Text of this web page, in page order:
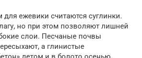
ежевики считаются суглинки.
но при этом позволяют лишней
слои. Песчаные почвы
а глинистые